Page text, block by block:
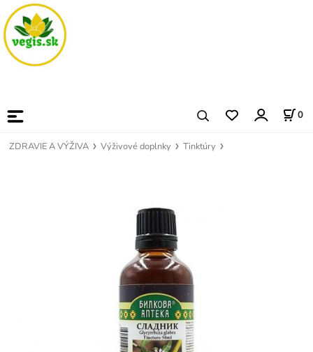
0
ZDRAVIE A VÝŽIVA Výživové doplnky Tinktúry